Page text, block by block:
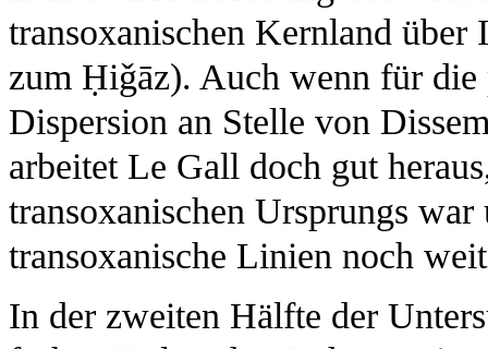
transoxanischen Kernland
zum Ḥiǧāz). Auch wenn für die
Dispersion an Stelle von
arbeitet Le Gall doch gut
transoxanischen Ursprungs
transoxanische Linien noch
In der zweiten Hälfte der